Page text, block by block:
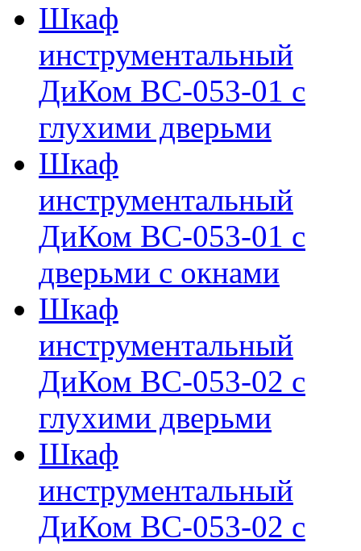
Шкаф
инструментальный
ДиКом ВС-053-01 с
глухими дверьми
Шкаф
инструментальный
ДиКом ВС-053-01 с
дверьми с окнами
Шкаф
инструментальный
ДиКом ВС-053-02 с
глухими дверьми
Шкаф
инструментальный
ДиКом ВС-053-02 с